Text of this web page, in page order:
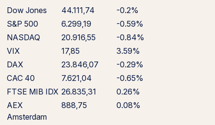
Dow Jones 44.111,74
-0.2%
S&P 500
6.299,19
-0.59%
NASDAQ
20.916,55
-0.84%
VIX
17,85
3.59%
DAX
23.846,07
-0.29%
CAC 40
7.621,04
-0.65%
FTSE MIB IDX 26.835,31
0.26%
AEX
Amsterdam
888,75 0.08%